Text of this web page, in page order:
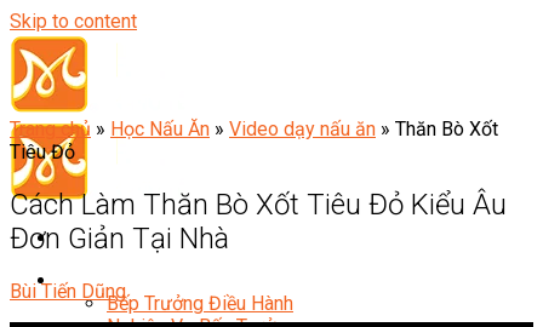
Skip to content
Đầu Bếp
Bếp Trưởng Điều Hành
Trang chủ » Học Nấu Ăn » Video dạy nấu ăn » Thăn Bò Xốt
Tiêu Đỏ
Cách Làm Thăn Bò Xốt Tiêu Đỏ Kiểu Âu
Đơn Giản Tại Nhà
Bùi Tiến Dũng